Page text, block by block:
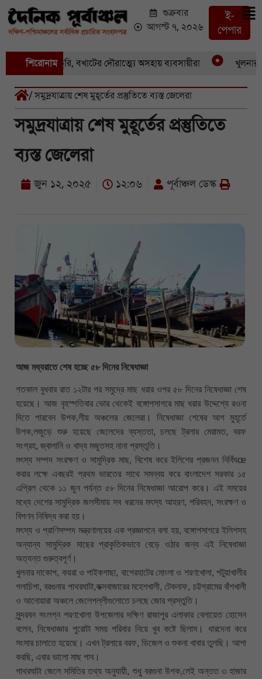
শুক্রবার
আগস্ট ৭, ২০২৬
ই-
পেপার
শিরোনাম
পর একচুরি, বখাটের দৌরাত্ম্যে অসহায় ব্যবসায়ীরা খুলনার
/ সমুদ্রযাত্রায় শেষ মুহূর্তের প্রস্তুতিতে ব্যস্ত জেলেরা
সমুদ্রযাত্রায় শেষ মুহূর্তের প্রস্তুতিতে
ব্যস্ত জেলেরা
জুন ১২, ২০২৫ ১২:০৬ পূর্বাঞ্চল ডেস্ক
আজ মধ্যরাতে শেষ হচ্ছে ৫৮ দিনের নিষেধাজ্ঞা
গতকাল বুধবার রাত ১২টার পর সমুদ্রে মাছ ধরার ওপর ৫৮ দিনের নিষেধাজ্ঞা শেষ
হয়েছে। আজ বৃহস্পতিবার ভোর থেকেই বঙ্গোপসাগরে মাছ ধরার উদ্দেশ্যে রওনা
দিতে পারবেন উপক‚লীয় অঞ্চলের জেলেরা। নিষেধাজ্ঞা শেষের আগ মুহূর্তে
উপক‚লজুড়ে শুরু হয়েছে জেলেদের ব্যস্ততা, চলছে ট্রলার মেরামত, বরফ
সংগ্রহ, জ্বালানি ও খাদ্য মজুতসহ নানা প্রস্তুতি।
মৎস্য সম্পদ সংরক্ষণ ও সামুদ্রিক মাছ, বিশেষ করে ইলিশের প্রজনন নির্বিঘœ
করার লক্ষে এবছরই প্রথম ভারতের সাথে সমন্বয় করে বাংলাদেশ সরকার ১৫
এপ্রিল থেকে ১১ জুন পর্যন্ত ৫৮ দিনের নিষেধাজ্ঞা আরোপ করে। এই সময়ের
মধ্যে দেশের সামুদ্রিক জলসীমায় সব ধরনের মৎস্য আহরণ, পরিবহন, সংরক্ষণ ও
বিপণন নিষিদ্ধ করা হয়।
মৎস্য ও প্রাণিসম্পদ মন্ত্রণালয়ের এক প্রজ্ঞাপনে বলা হয়, বঙ্গোপসাগরে ইলিশসহ
অন্যান্য সামুদ্রিক মাছের প্রাকৃতিকভাবে বেড়ে ওঠার জন্য এই নিষেধাজ্ঞা
অত্যন্ত গুরুত্বপূর্ণ।
খুলনার দাকোপ, কয়রা ও পাইকগাছা, বাগেরহাটের মোংলা ও শরণখোলা, পটুয়াখালীর
গলাচিপা, বরগুনার পাথরঘাটা,কক্সবাজারের মহেশখালী, টেকনাফ, চট্টগ্রামের বাঁশখালী
ও আনোয়ারা অঞ্চলে জেলেপল্লীগুলোতে চলছে জোর প্রস্তুতি।
সুন্দরবন সংলগ্ন শরণখোলা উপজেলার দক্ষিণ রাজাপুর এলাকার বেলায়েত হোসেন
বলেন, নিষেধাজ্ঞার পুরোটা সময় পরিবার নিয়ে খুব কষ্টে ছিলাম। ধারদেনা করে
সংসার চালাতে হয়েছে। এখন ট্রলারে বরফ, ডিজেল ও শুকনা খাবার তুলছি। আশা
করছি, এবার ভালো মাছ পাব।
পাথরঘাটা জেলে সমিতির তথ্য অনুযায়ী, শুধু বরগুনা উপক‚লেই অন্তত ৩ হাজার